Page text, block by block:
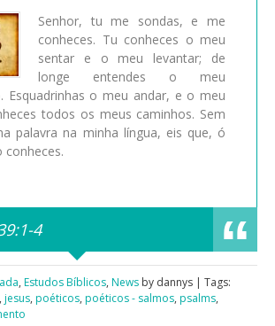
Senhor, tu me sondas, e me
conheces. Tu conheces o meu
sentar e o meu levantar; de
longe entendes o meu
Esquadrinhas o meu andar, e o meu
todos os meus caminhos. Sem
palavra na minha língua, eis que, ó
conheces.
4
, Estudos Bíblicos, News by dannys | Tags:
, jesus, poéticos, poéticos - salmos, psalms,